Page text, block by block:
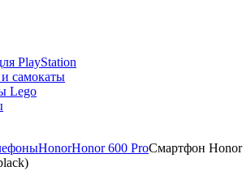
PlayStation
самокаты
Lego
HonorHonor 600 ProСмартфон Honor